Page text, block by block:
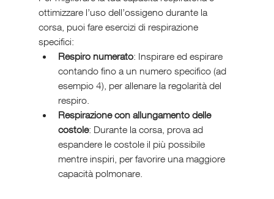
ottimizzare l’uso dell’ossigeno durante la
corsa, puoi fare esercizi di respirazione
specifici:
Respiro numerato: Inspirare ed espirare
contando fino a un numero specifico (ad
esempio 4), per allenare la regolarità del
respiro.
Respirazione con allungamento delle
costole: Durante la corsa, prova ad
espandere le costole il più possibile
mentre inspiri, per favorire una maggiore
capacità polmonare.